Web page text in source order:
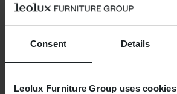
Consent Details
Leolux Furniture Group uses cookies